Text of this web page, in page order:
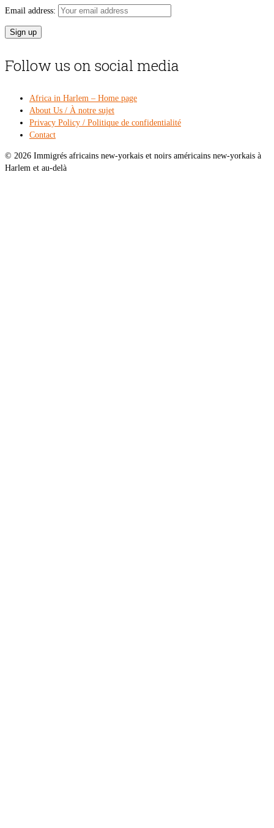
Email address:
Follow us on social media
Africa in Harlem – Home page
About Us / À notre sujet
Privacy Policy / Politique de confidentialité
Contact
© 2026 Immigrés africains new-yorkais et noirs américains new-yorkais à
Harlem et au-delà